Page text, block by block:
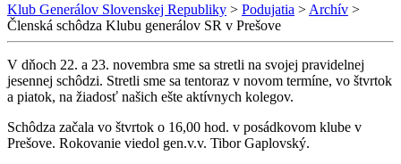
Klub Generálov Slovenskej Republiky > Podujatia > Archív >
Členská schôdza Klubu generálov SR v Prešove
V dňoch 22. a 23. novembra sme sa stretli na svojej pravidelnej
jesennej schôdzi. Stretli sme sa tentoraz v novom termíne, vo štvrtok
a piatok, na žiadosť našich ešte aktívnych kolegov.
Schôdza začala vo štvrtok o 16,00 hod. v posádkovom klube v
Prešove. Rokovanie viedol gen.v.v. Tibor Gaplovský.